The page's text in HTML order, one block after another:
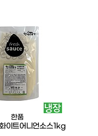
한품
이트어니언소스1kg